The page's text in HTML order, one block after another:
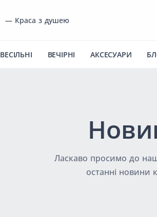
— Краса з душею
ВЕСІЛЬНІ ВЕЧІРНІ АКСЕСУАРИ
Ласкаво просимо до
останні новини